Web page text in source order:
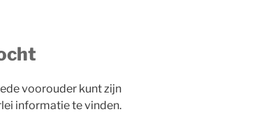
voorouder kunt zijn
informatie te vinden.